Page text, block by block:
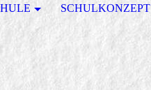
SCHULKONZEPT